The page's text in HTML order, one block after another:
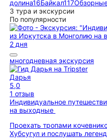
долина16Байкал117
3 тура и экскурсии
По популярности
2 дня
многодневная экскурсия
Дарья
5,0
1 отзыв
Индивидуальное
на выходные
Проехать тропами
Хубсугул и послушать